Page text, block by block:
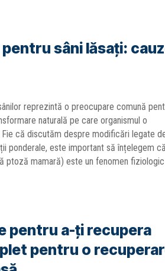
sâni lăsați:
reprezintă o preocupare comună
naturală pe care organismul o
că discutăm despre modificări legate
ponderale, este important să înțelegem că
ptoză mamară) este un fenomen fiziologic
pentru a-ți recupera
pentru o